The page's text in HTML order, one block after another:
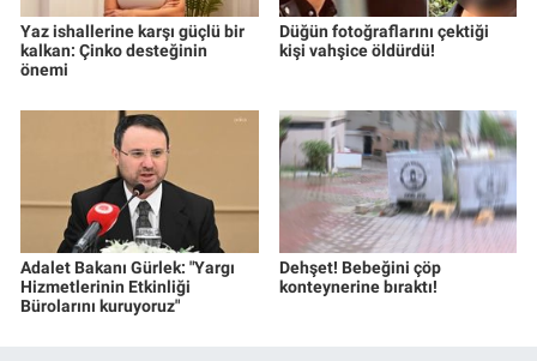
Yaz ishallerine karşı güçlü bir
kalkan: Çinko desteğinin
önemi
Düğün fotoğraflarını çektiği
kişi vahşice öldürdü!
Adalet Bakanı Gürlek: "Yargı
Hizmetlerinin Etkinliği
Bürolarını kuruyoruz"
Dehşet! Bebeğini çöp
konteynerine bıraktı!